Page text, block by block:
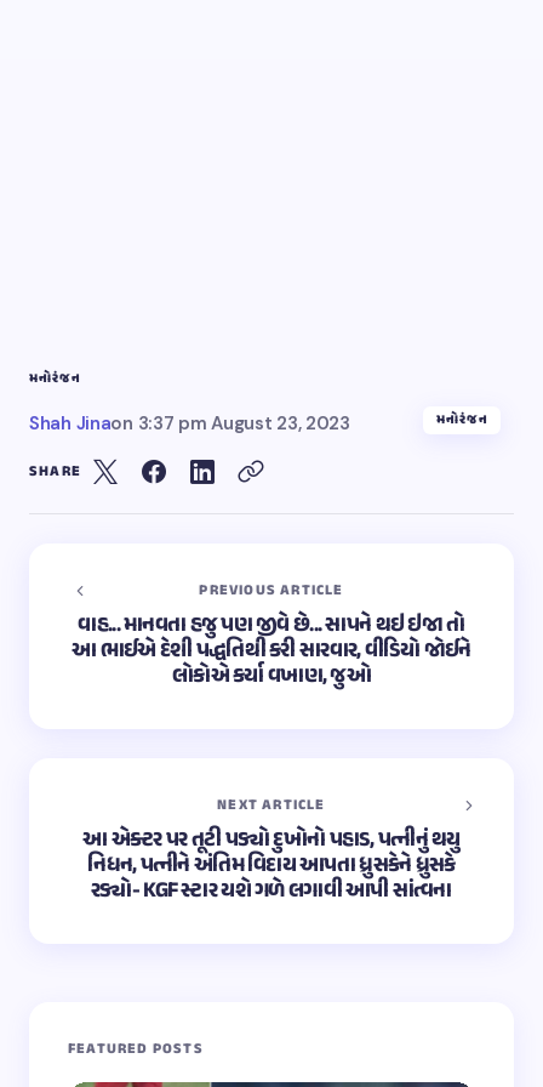
મનોરંજન
Shah Jinaon 3:37 pm August 23, 2023 મનોરંજન
SHARE
PREVIOUS ARTICLE
વાહ... માનવતા હજુ પણ જીવે છે... સાપને થઇ ઇજા તો
આ ભાઈએ દેશી પદ્ધતિથી કરી સારવાર, વીડિયો જોઈને
લોકોએ કર્યા વખાણ, જુઓ
NEXT ARTICLE
આ એક્ટર પર તૂટી પડ્યો દુખોનો પહાડ, પત્નીનું થયુ
નિધન, પત્નીને અંતિમ વિદાય આપતા ધ્રુસકેને ધ્રુસકે
રડ્યો- KGF સ્ટાર યશે ગળે લગાવી આપી સાંત્વના
FEATURED POSTS